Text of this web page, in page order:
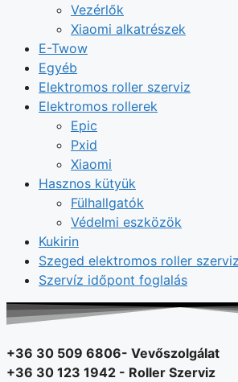
Vezérlők
Xiaomi alkatrészek
E-Twow
Egyéb
Elektromos roller szerviz
Elektromos rollerek
Epic
Pxid
Xiaomi
Hasznos kütyük
Fülhallgatók
Védelmi eszközök
Kukirin
Szeged elektromos roller szerviz
Szervíz időpont foglalás
+36 30 509 6806- Vevőszolgálat
+36 30 123 1942 - Roller Szerviz